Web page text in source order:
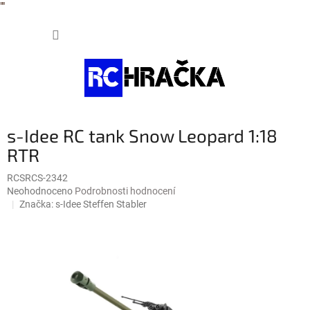
""
s-Idee RC tank Snow Leopard 1:18
RTR
RCSRCS-2342
Průměrné
hodnocení
Neohodnoceno Podrobnosti hodnocení
Značka: s-Idee Steffen Stabler